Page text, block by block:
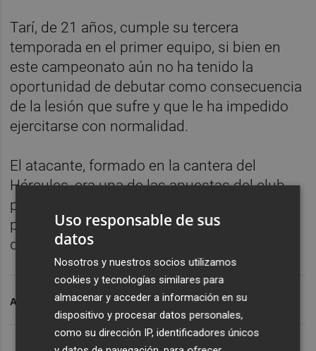
Tarí, de 21 años, cumple su tercera
temporada en el primer equipo, si bien en
este campeonato aún no ha tenido la
oportunidad de debutar como consecuencia
de la lesión que sufre y que le ha impedido
ejercitarse con normalidad.
El atacante, formado en la cantera del
Hércules, era una de las apuestas del club
para la presente temporada tras su
progresión el pasado curso, en el que
disputó 17 partidos, anotando dos dianas.
ARCHIVADO EN HERCULES CF
Uso responsable de sus
datos
Nosotros y nuestros socios utilizamos
cookies y tecnologías similares para
almacenar y acceder a información en su
dispositivo y procesar datos personales,
como su dirección IP, identificadores únicos